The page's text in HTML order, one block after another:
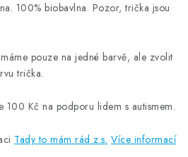
+ cookies
100% biobavlna. Pozor, trička jsou
pouze na jedné barvě, ale zvolit
trička.
100 Kč na podporu lidem s autismem.
Tady to mám rád z.s. Více informací